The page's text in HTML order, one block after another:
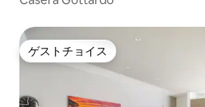
ゲストチョイス
ゲストチョイス